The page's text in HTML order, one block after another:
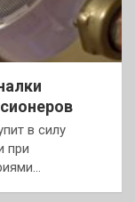
в силу
при